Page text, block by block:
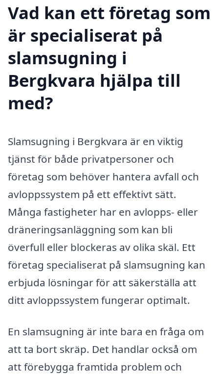
Vad kan ett företag som
är specialiserat på
slamsugning i
Bergkvara hjälpa till
med?
Slamsugning i Bergkvara är en viktig
tjänst för både privatpersoner och
företag som behöver hantera avfall och
avloppssystem på ett effektivt sätt.
Många fastigheter har en avlopps- eller
dräneringsanläggning som kan bli
överfull eller blockeras av olika skäl. Ett
företag specialiserat på slamsugning kan
erbjuda lösningar för att säkerställa att
ditt avloppssystem fungerar optimalt.
En slamsugning är inte bara en fråga om
att ta bort skräp. Det handlar också om
att förebygga framtida problem och